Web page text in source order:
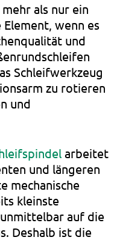
als nur ein
wenn es
und
Schleifwerkzeug
zu rotieren
und
arbeitet
und längeren
mechanische
kleinste
auf die
Deshalb ist die